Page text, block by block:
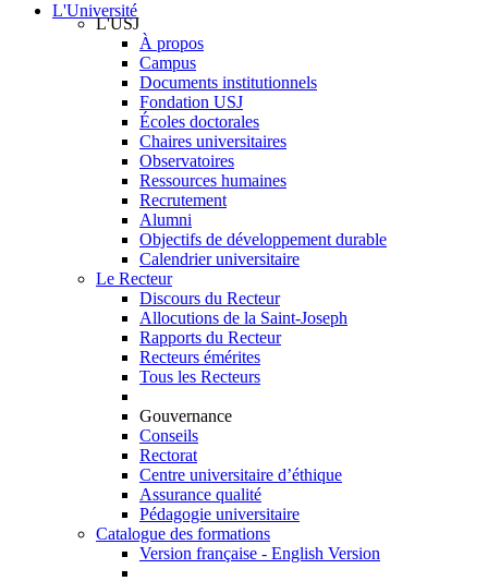
L'Université
L'USJ
À propos
Campus
Documents institutionnels
Fondation USJ
Écoles doctorales
Chaires universitaires
Observatoires
Ressources humaines
Recrutement
Alumni
Objectifs de développement durable
Calendrier universitaire
Le Recteur
Discours du Recteur
Allocutions de la Saint-Joseph
Rapports du Recteur
Recteurs émérites
Tous les Recteurs
Gouvernance
Conseils
Rectorat
Centre universitaire d’éthique
Assurance qualité
Pédagogie universitaire
Catalogue des formations
Version française - English Version